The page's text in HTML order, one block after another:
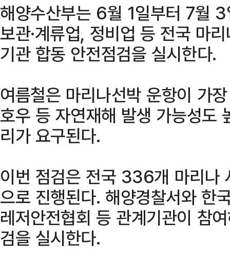
해양수산부는 6월 1일부터 7월
보관·계류업, 정비업 등 전국 마
기관 합동 안전점검을 실시한다.
여름철은 마리나선박 운항이 가
호우 등 자연재해 발생 가능성도
리가 요구된다.
이번 점검은 전국 336개 마리
으로 진행된다. 해양경찰서와 한
레저안전협회 등 관계기관이 참
검을 실시한다.